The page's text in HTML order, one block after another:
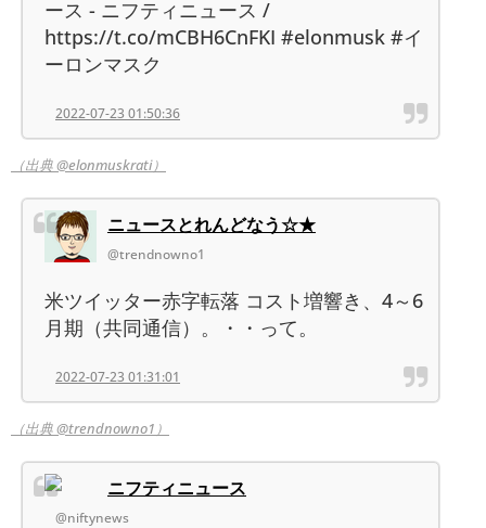
ース - ニフティニュース /
https://t.co/mCBH6CnFKI #elonmusk #イ
ーロンマスク
2022-07-23 01:50:36
（出典 @elonmuskrati）
ニュースとれんどなう☆★
@trendnowno1
米ツイッター赤字転落 コスト増響き、4～6
月期（共同通信）。・・って。
2022-07-23 01:31:01
（出典 @trendnowno1）
ニフティニュース
@niftynews